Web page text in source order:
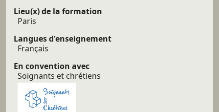
Lieu(x) de la formation
Paris
Langues d'enseignement
Français
En convention avec
Soignants et chrétiens